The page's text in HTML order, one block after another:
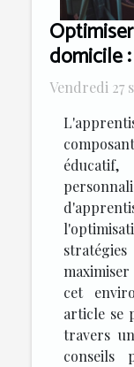
domicile
Vendredi 27
cet
article se
travers
conseils